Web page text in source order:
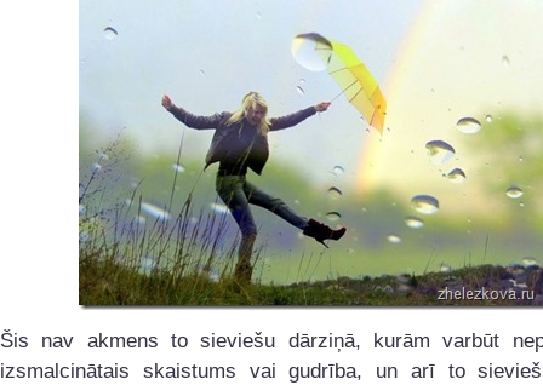
Šis nav akmens to sieviešu dārziņā, kurām varbūt
izsmalcinātais skaistums vai gudrība, un arī to